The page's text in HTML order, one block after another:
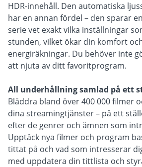
HDR-innehåll. Den automatiska
har en annan fördel – den sparar
serie vet exakt vilka inställningar
stunden, vilket ökar din komfort
energiräkningar. Du behöver inte
att njuta av ditt favoritprogram.
All underhållning samlad på ett
Bläddra bland över 400 000 filmer
dina streamingtjänster – på ett
efter de genrer och ämnen som
Upptäck nya filmer och program
tittat på och vad som intresserar
med uppdatera din tittlista och